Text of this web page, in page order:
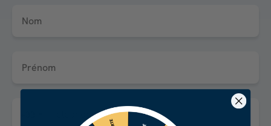
Nom
Prénom
Téléphone